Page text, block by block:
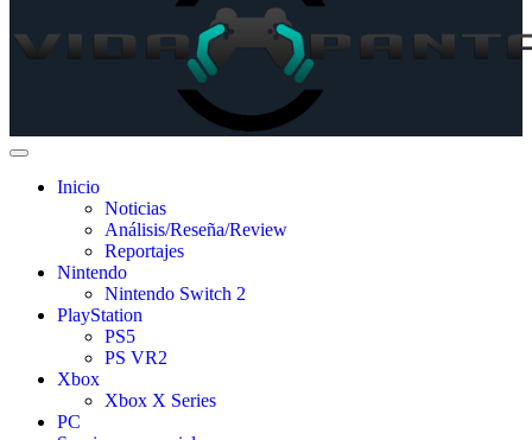
Inicio
Noticias
Análisis/Reseña/Review
Reportajes
Nintendo
Nintendo Switch 2
PlayStation
PS5
PS VR2
Xbox
Xbox X Series
PC